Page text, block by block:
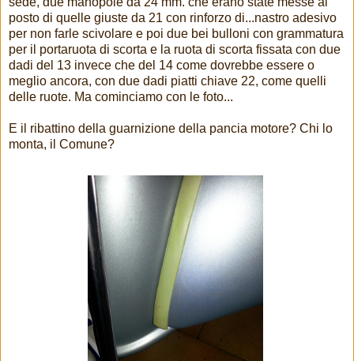
posto di quelle giuste da 21 con rinforzo di...nastro adesivo
per non farle scivolare e poi due bei bulloni con grammatura
per il portaruota di scorta e la ruota di scorta fissata con due
dadi del 13 invece che del 14 come dovrebbe essere o
meglio ancora, con due dadi piatti chiave 22, come quelli
delle ruote. Ma cominciamo con le foto...
E il ribattino della guarnizione della pancia motore? Chi lo
monta, il Comune?